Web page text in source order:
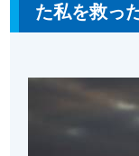
た私を救っ